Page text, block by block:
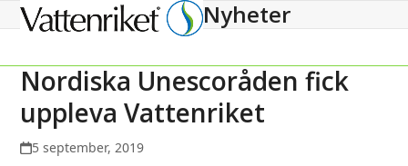
Open
menu
Close
menu
Nyheter
Nordiska Unescoråden fick
uppleva Vattenriket
5 september, 2019